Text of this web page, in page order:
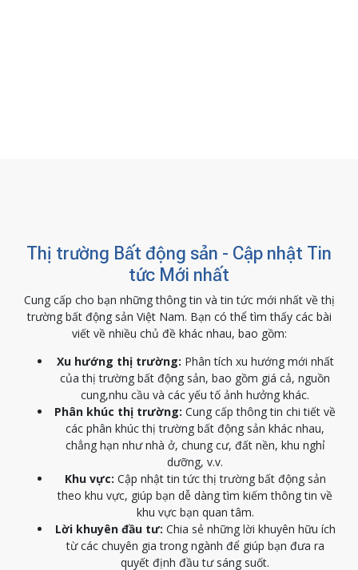
Thị trường Bất động sản - Cập nhật Tin
tức Mới nhất
Cung cấp cho bạn những thông tin và tin tức mới nhất về thị
trường bất động sản Việt Nam. Bạn có thể tìm thấy các bài
viết về nhiều chủ đề khác nhau, bao gồm:
Xu hướng thị trường: Phân tích xu hướng mới nhất
của thị trường bất động sản, bao gồm giá cả, nguồn
cung,nhu cầu và các yếu tố ảnh hưởng khác.
Phân khúc thị trường: Cung cấp thông tin chi tiết về
các phân khúc thị trường bất động sản khác nhau,
chẳng hạn như nhà ở, chung cư, đất nền, khu nghỉ
dưỡng, v.v.
Khu vực: Cập nhật tin tức thị trường bất động sản
theo khu vực, giúp bạn dễ dàng tìm kiếm thông tin về
khu vực bạn quan tâm.
Lời khuyên đầu tư: Chia sẻ những lời khuyên hữu ích
từ các chuyên gia trong ngành để giúp bạn đưa ra
quyết định đầu tư sáng suốt.